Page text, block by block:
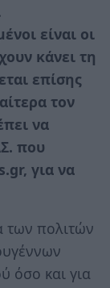
είναι οι
κάνει τη
επίσης
τον
να
που
για να
των πολιτών
όσο και για